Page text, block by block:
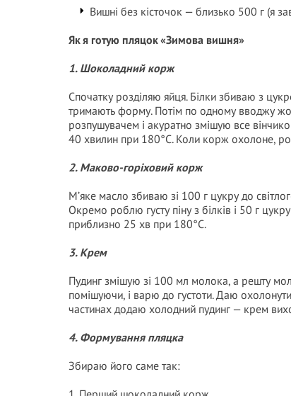
Вишні без кісточок — близько 500 г (я
Як я готую пляцок «Зимова вишня»
1. Шоколадний корж
Спочатку розділяю яйця. Білки збиваю з
тримають форму. Потім по одному вводжу
розпушувачем і акуратно змішую все
40 хвилин при 180°C. Коли корж охолоне,
2. Маково-горіховий корж
М’яке масло збиваю зі 100 г цукру до
Окремо роблю густу піну з білків і 50 г
приблизно 25 хв при 180°C.
3. Крем
Пудинг змішую зі 100 мл молока, а решту
помішуючи, і варю до густоти. Даю
частинах додаю холодний пудинг — крем
4. Формування пляцка
Збираю його саме так: